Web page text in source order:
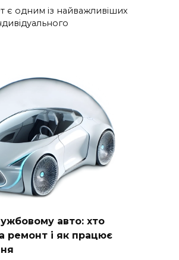
є одним із найважливіших
авто: хто
ремонт і як працює